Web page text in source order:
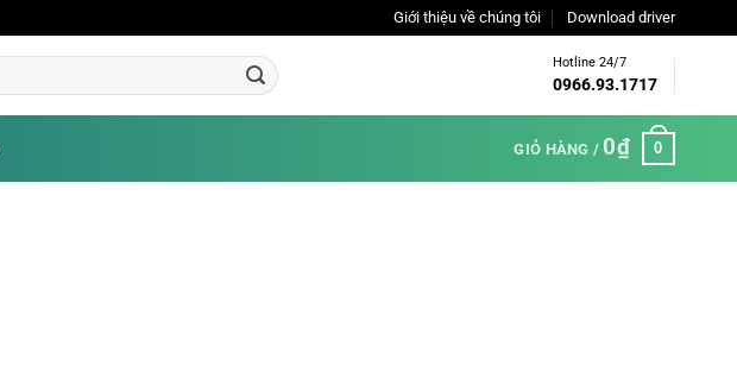
Giới thiệu về chúng tôi Download driver
Hotline 24/7
0966.93.1717
GIỎ HÀNG / 0₫ 0